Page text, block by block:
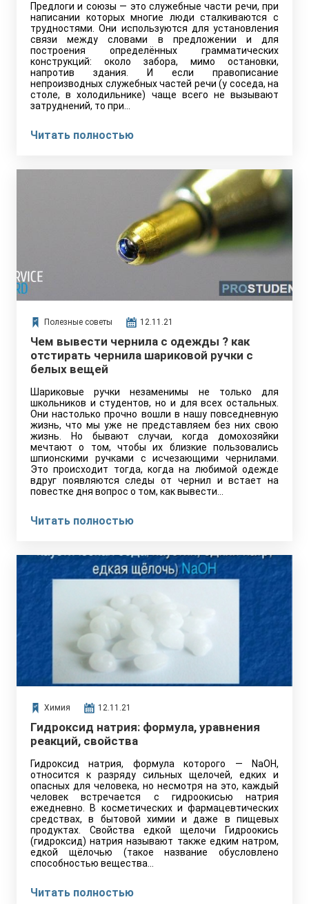
Предлоги и союзы — это служебные части речи, при
написании которых многие люди сталкиваются с
трудностями. Они используются для установления
связи между словами в предложении и для
построения определённых грамматических
конструкций: около забора, мимо остановки,
напротив здания. И если правописание
непроизводных служебных частей речи (у соседа, на
столе, в холодильнике) чаще всего не вызывают
затруднений, то при…
Читать полностью
Полезные советы 12.11.21
Чем вывести чернила с одежды ? как
отстирать чернила шариковой ручки с
белых вещей
Шариковые ручки незаменимы не только для
школьников и студентов, но и для всех остальных.
Они настолько прочно вошли в нашу повседневную
жизнь, что мы уже не представляем без них свою
жизнь. Но бывают случаи, когда домохозяйки
мечтают о том, чтобы их близкие пользовались
шпионскими ручками с исчезающими чернилами.
Это происходит тогда, когда на любимой одежде
вдруг появляются следы от чернил и встает на
повестке дня вопрос о том, как вывести…
Читать полностью
Химия 12.11.21
Гидроксид натрия: формула, уравнения
реакций, свойства
Гидроксид натрия, формула которого — NaOH,
относится к разряду сильных щелочей, едких и
опасных для человека, но несмотря на это, каждый
человек встречается с гидроокисью натрия
ежедневно. В косметических и фармацевтических
средствах, в бытовой химии и даже в пищевых
продуктах. Свойства едкой щелочи Гидроокись
(гидроксид) натрия называют также едким натром,
едкой щёлочью (такое название обусловлено
способностью вещества…
Читать полностью